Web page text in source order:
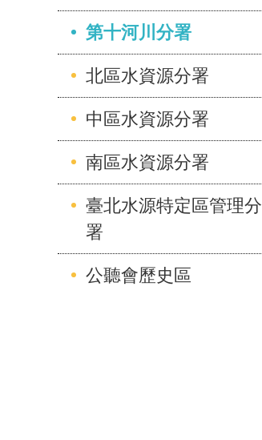
第十河川分署
北區水資源分署
中區水資源分署
南區水資源分署
臺北水源特定區管理分
署
公聽會歷史區